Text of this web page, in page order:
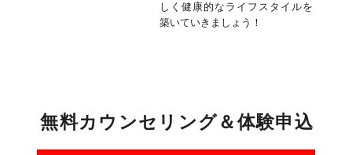
しく健康的なライフスタイルを
築いていきましょう！
無料カ ウ ンセ リ ング＆体験申込